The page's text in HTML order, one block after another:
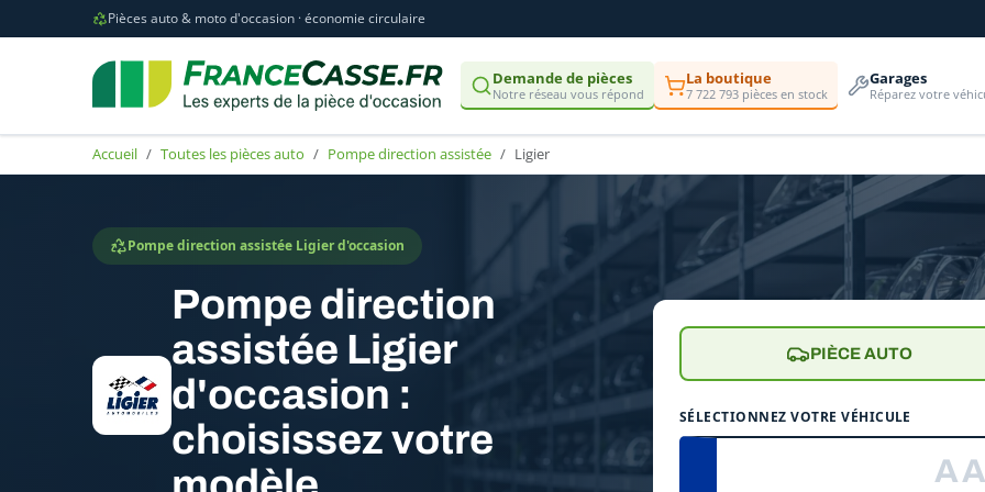
Pièces auto & moto d'occasion · économie circulaire
Demande de pièces
Notre réseau vous répond
La boutique
7 722 793 pièces en stock
Garages
Réparez votre
Accueil Toutes les pièces auto Pompe direction assistée Ligier
Pompe direction assistée Ligier d'occasion
Pompe direction
assistée Ligier
d'occasion :
choisissez votre
PIÈCE AUTO
SÉLECTIONNEZ VOTRE VÉHICULE